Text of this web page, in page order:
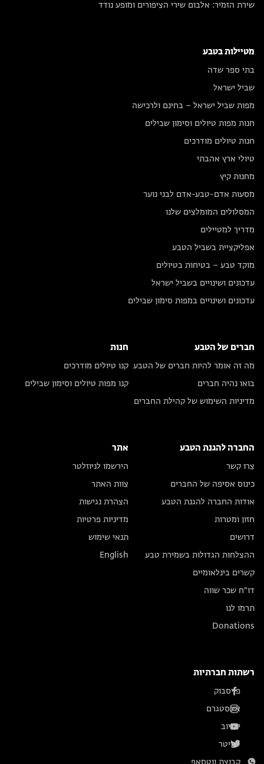
שירת הזמיר: אלבום שירי הציפורים ומופע נודד
מטיילות בטבע
בתי ספר שדה
שביל ישראל
מפות שביל ישראל – בחינם ולרכישה
חנות מפות טיולים וסימון שבילים
חנות טיולים מודרכים
טיולי ארץ אהבתי
מחנות קיץ
מסעות אדם-טבע-אדם לבני נוער
המסלולים המומלצים שלנו
מדריך למטיילים
אפליקציית בשביל הטבע
מוקד טבע – בטיחות בטיולים
עדכונים ושינויים בשביל ישראל
עדכונים ושינויים במפות סימון שבילים
חברים של הטבע
מה זה אומר להיות חברים של הטבע
בואו נהיה חברים
מדיניות השימוש של קהילת החברים
חנות
קנו טיולים מודרכים
קנו מפות טיולים וסימון שבילים
החברה להגנת הטבע
צרו קשר
כינוס אסיפה של החברים
אודות החברה להגנת הטבע
חזון ומטרות
דרושים
ההצלחות הגדולות בשמירת טבע
קשרים בינלאומיים
דו״ח שכר שווה
תרמו לנו
Donations
אתר
הירשמו לניוזלטר
צוות האתר
הצהרת נגישות
מדיניות פרטיות
תנאי שימוש
English
רשתות חברתיות
פייסבוק
אינסטגרם
יוטיוב
טוויטר
קבוצת ווטסאפ